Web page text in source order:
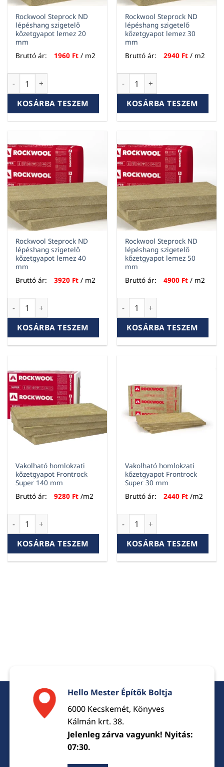
Rockwool Steprock ND
lépéshang szigetelő
kőzetgyapot lemez 20
mm
Bruttó ár:
1960 Ft / m2
Rockwool Steprock ND lépéshang szigetelő kőzetgyapot
KOSÁRBA TESZEM
Rockwool Steprock ND
lépéshang szigetelő
kőzetgyapot lemez 30
mm
Bruttó ár:
2940 Ft / m2
Rockwool Steprock ND
KOSÁRBA TESZEM
Rockwool Steprock ND
lépéshang szigetelő
kőzetgyapot lemez 40
mm
Bruttó ár:
3920 Ft / m2
Rockwool Steprock ND lépéshang szigetelő kőzetgyapot
KOSÁRBA TESZEM
Rockwool Steprock ND
lépéshang szigetelő
kőzetgyapot lemez 50
mm
Bruttó ár:
4900 Ft / m2
Rockwool Steprock ND
KOSÁRBA TESZEM
Vakolható homlokzati
kőzetgyapot Frontrock
Super 140 mm
Bruttó ár:
9280 Ft /m2
Vakolható homlokzati kőzetgyapot Frontrock Super 140
KOSÁRBA TESZEM
Vakolható homlokzati
kőzetgyapot Frontrock
Super 30 mm
Bruttó ár:
2440 Ft /m2
Vakolható homlokzati
KOSÁRBA TESZEM
Hello Mester Építők Boltja
6000 Kecskemét, Könyves
Kálmán krt. 38.
Jelenleg zárva vagyunk! Nyitás:
07:30.